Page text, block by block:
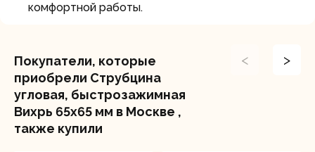
комфортной работы.
Покупатели, которые
приобрели Струбцина
угловая, быстрозажимная
Вихрь 65х65 мм в Москве ,
также купили
< >